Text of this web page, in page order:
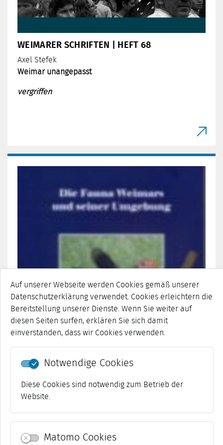
Auf unserer Webseite werden Cookies gemäß unserer
Datenschutzerklärung verwendet. Cookies erleichtern die
Bereitstellung unserer Dienste. Wenn Sie weiter auf
diesen Seiten surfen, erklären Sie sich damit
einverstanden, dass wir Cookies verwenden.
Notwendige Cookies
Diese Cookies sind notwendig zum Betrieb der
Website.
Matomo Cookies
WEIMARER SCHRIFTEN | HEFT 68
Axel Stefek
Weimar unangepasst
vergriffen
WEIMARER SCHRIFTEN | HEFT 66
Christoph Arenhövel, Edgar Jahn, Lutz Christian Maul
und Wolfgang Zimmermann